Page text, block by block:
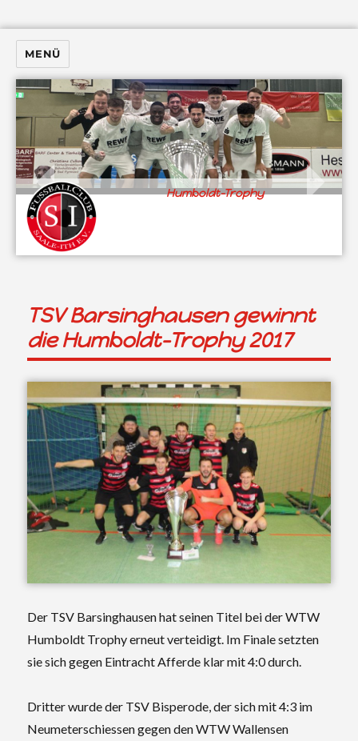
MENÜ
Humboldt-Trophy
TSV Barsinghausen gewinnt
die Humboldt-Trophy 2017
Der TSV Barsinghausen hat seinen Titel bei der WTW
Humboldt Trophy erneut verteidigt. Im Finale setzten
sie sich gegen Eintracht Afferde klar mit 4:0 durch.
Dritter wurde der TSV Bisperode, der sich mit 4:3 im
Neumeterschiessen gegen den WTW Wallensen